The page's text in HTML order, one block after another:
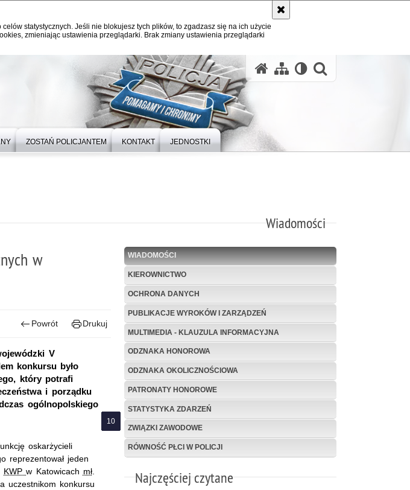
statystycznych. Jeśli nie blokujesz tych plików, to zgadzasz się na ich użycie
zmieniając ustawienia przeglądarki. Brak zmiany ustawienia przeglądarki
ZOSTAŃ POLICJANTEM KONTAKT JEDNOSTKI
Wiadomości
WIADOMOŚCI
KIEROWNICTWO
OCHRONA DANYCH
PUBLIKACJE WYROKÓW I ZARZĄDZEŃ
MULTIMEDIA - KLAUZULA INFORMACYJNA
ODZNAKA HONOROWA
ODZNAKA OKOLICZNOŚCIOWA
PATRONATY HONOROWE
STATYSTYKA ZDARZEŃ
ZWIĄZKI ZAWODOWE
RÓWNOŚĆ PŁCI W POLICJI
Najczęściej czytane
w
Powrót Drukuj
V
konkursu było
który potrafi
i porządku
ogólnopolskiego
oskarżycieli
reprezentował jeden
KWPw Katowicach mł.
uczestnikom konkursu